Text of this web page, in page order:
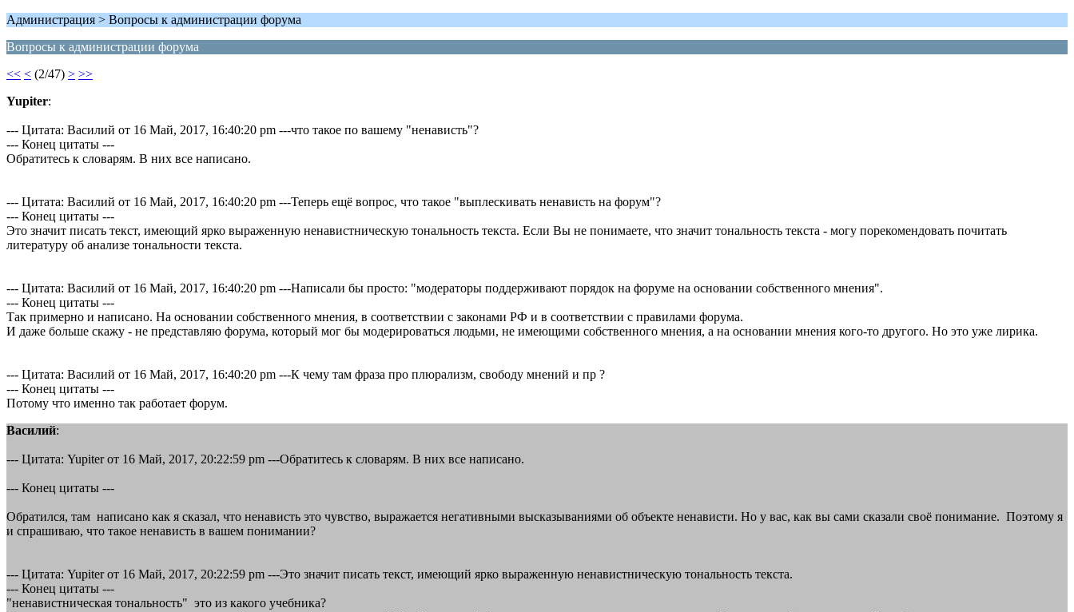
Администрация > Вопросы к администрации форума
Вопросы к администрации форума
<< < (2/47) > >>
Yupiter:
--- Цитата: Василий от 16 Май, 2017, 16:40:20 pm ---что такое по вашему "ненависть"?
--- Конец цитаты ---
Обратитесь к словарям. В них все написано.
--- Цитата: Василий от 16 Май, 2017, 16:40:20 pm ---Теперь ещё вопрос, что такое "выплескивать ненависть на форум"?
--- Конец цитаты ---
Это значит писать текст, имеющий ярко выраженную ненавистническую тональность текста. Если Вы не понимаете, что значит тональность текста - могу порекомендовать почитать
литературу об анализе тональности текста.
--- Цитата: Василий от 16 Май, 2017, 16:40:20 pm ---Написали бы просто: "модераторы поддерживают порядок на форуме на основании собственного мнения".
--- Конец цитаты ---
Так примерно и написано. На основании собственного мнения, в соответствии с законами РФ и в соответствии с правилами форума.
И даже больше скажу - не представляю форума, который мог бы модерироваться людьми, не имеющими собственного мнения, а на основании мнения кого-то другого. Но это уже лирика.
--- Цитата: Василий от 16 Май, 2017, 16:40:20 pm ---К чему там фраза про плюрализм, свободу мнений и пр ?
--- Конец цитаты ---
Потому что именно так работает форум.
Василий:
--- Цитата: Yupiter от 16 Май, 2017, 20:22:59 pm ---Обратитесь к словарям. В них все написано.
--- Конец цитаты ---
Обратился, там написано как я сказал, что ненависть это чувство, выражается негативными высказываниями об объекте ненависти. Но у вас, как вы сами сказали своё понимание. Поэтому я
и спрашиваю, что такое ненависть в вашем понимании?
--- Цитата: Yupiter от 16 Май, 2017, 20:22:59 pm ---Это значит писать текст, имеющий ярко выраженную ненавистническую тональность текста.
--- Конец цитаты ---
"ненавистническая тональность" это из какого учебника?